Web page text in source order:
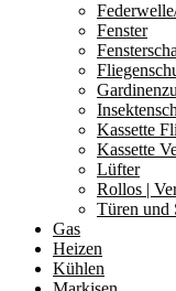
Fenster
Kassette
Kassette
Lüfter
Rollos |
Türen und
Gas
Heizen
Kühlen